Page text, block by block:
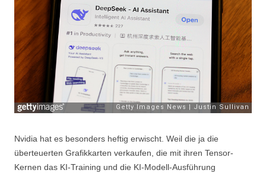
Nvidia hat es besonders heftig erwischt. Weil die ja die
überteuerten Grafikkarten verkaufen, die mit ihren Tensor-
Kernen das KI-Training und die KI-Modell-Ausführung